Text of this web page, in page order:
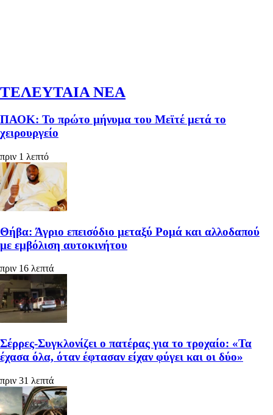
ΤΕΛΕΥΤΑΙΑ ΝΕΑ
ΠΑΟΚ: Το πρώτο μήνυμα του Μεϊτέ μετά το
χειρουργείο
πριν 1 λεπτό
Θήβα: Άγριο επεισόδιο μεταξύ Ρομά και αλλοδαπού
με εμβόλιση αυτοκινήτου
πριν 16 λεπτά
Σέρρες-Συγκλονίζει ο πατέρας για το τροχαίο: «Τα
έχασα όλα, όταν έφτασαν είχαν φύγει και οι δύο»
πριν 31 λεπτά